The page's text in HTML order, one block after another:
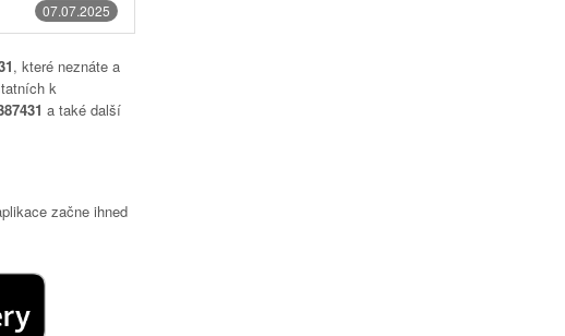
07.07.2025
, které neznáte a
k
a také další
začne ihned